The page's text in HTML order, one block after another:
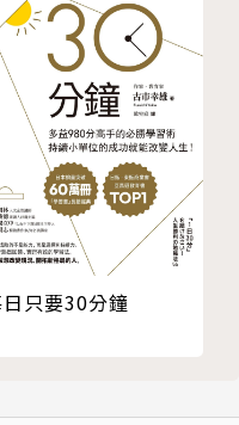
募股權協會創會理事
長
只要30分鐘